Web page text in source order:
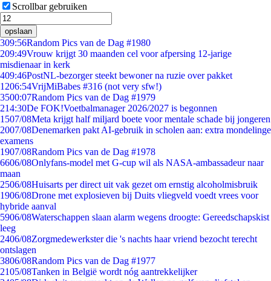
Scrollbar gebruiken
opslaan
309:56Random Pics van de Dag #1980
209:49Vrouw krijgt 30 maanden cel voor afpersing 12-jarige
misdienaar in kerk
409:46PostNL-bezorger steekt bewoner na ruzie over pakket
1206:54VrijMiBabes #316 (not very sfw!)
3500:07Random Pics van de Dag #1979
214:30De FOK!Voetbalmanager 2026/2027 is begonnen
1507/08Meta krijgt half miljard boete voor mentale schade bij jongeren
2007/08Denemarken pakt AI-gebruik in scholen aan: extra mondelinge
examens
1907/08Random Pics van de Dag #1978
6606/08Onlyfans-model met G-cup wil als NASA-ambassadeur naar
maan
2506/08Huisarts per direct uit vak gezet om ernstig alcoholmisbruik
1906/08Drone met explosieven bij Duits vliegveld voedt vrees voor
hybride aanval
5906/08Waterschappen slaan alarm wegens droogte: Gereedschapskist
leeg
2406/08Zorgmedewerkster die 's nachts haar vriend bezocht terecht
ontslagen
3806/08Random Pics van de Dag #1977
2105/08Tanken in België wordt nóg aantrekkelijker